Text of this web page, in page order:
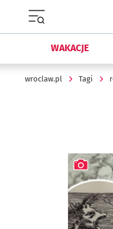
WAKACJE
wroclaw.pl Tagi